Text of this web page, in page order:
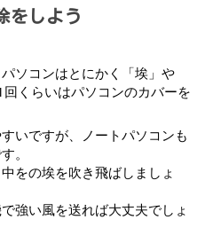
をしよう
ソコンはとにかく「埃」や
回くらいはパソコンのカバーを
いですが、ノートパソコンも
。
をの埃を吹き飛ばしましょ
強い風を送れば大丈夫でしょ